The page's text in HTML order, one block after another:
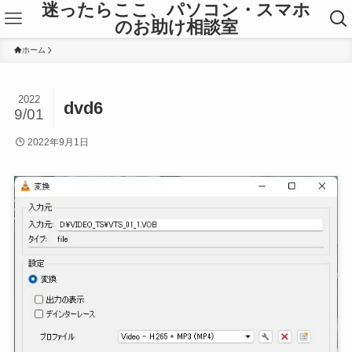
迷ったらここ、パソコン・スマホ
のお助け相談室
ホーム
dvd6
2022
9/01
2022年9月1日